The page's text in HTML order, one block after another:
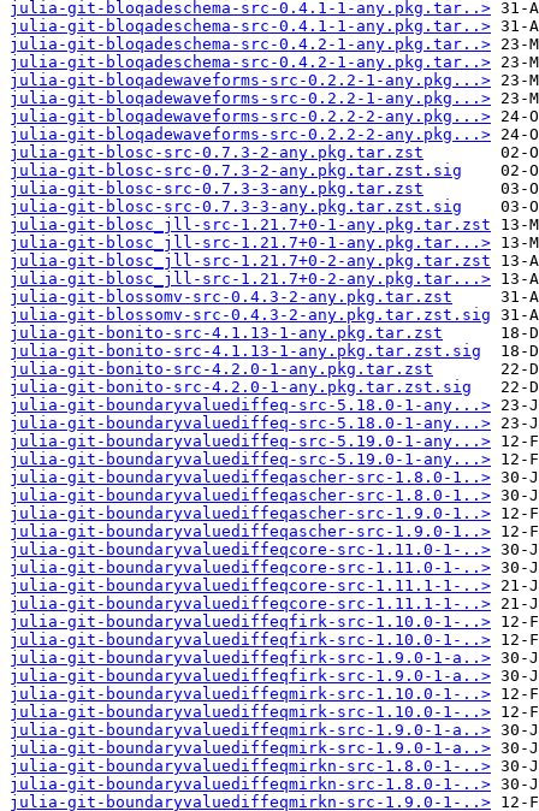
julia-git-bloqadeschema-src-0.4.1-1-any.pkg.tar..>
julia-git-bloqadeschema-src-0.4.1-1-any.pkg.tar..>
julia-git-bloqadeschema-src-0.4.2-1-any.pkg.tar..>
julia-git-bloqadeschema-src-0.4.2-1-any.pkg.tar..>
julia-git-bloqadewaveforms-src-0.2.2-1-any.pkg...>
julia-git-bloqadewaveforms-src-0.2.2-1-any.pkg...>
julia-git-bloqadewaveforms-src-0.2.2-2-any.pkg...>
julia-git-bloqadewaveforms-src-0.2.2-2-any.pkg...>
julia-git-blosc-src-0.7.3-2-any.pkg.tar.zst
julia-git-blosc-src-0.7.3-2-any.pkg.tar.zst.sig
julia-git-blosc-src-0.7.3-3-any.pkg.tar.zst
julia-git-blosc-src-0.7.3-3-any.pkg.tar.zst.sig
julia-git-blosc_jll-src-1.21.7+0-1-any.pkg.tar.zst
julia-git-blosc_jll-src-1.21.7+0-1-any.pkg.tar...>
julia-git-blosc_jll-src-1.21.7+0-2-any.pkg.tar.zst
julia-git-blosc_jll-src-1.21.7+0-2-any.pkg.tar...>
julia-git-blossomv-src-0.4.3-2-any.pkg.tar.zst
julia-git-blossomv-src-0.4.3-2-any.pkg.tar.zst.sig
julia-git-bonito-src-4.1.13-1-any.pkg.tar.zst
julia-git-bonito-src-4.1.13-1-any.pkg.tar.zst.sig
julia-git-bonito-src-4.2.0-1-any.pkg.tar.zst
julia-git-bonito-src-4.2.0-1-any.pkg.tar.zst.sig
julia-git-boundaryvaluediffeq-src-5.18.0-1-any...>
julia-git-boundaryvaluediffeq-src-5.18.0-1-any...>
julia-git-boundaryvaluediffeq-src-5.19.0-1-any...>
julia-git-boundaryvaluediffeq-src-5.19.0-1-any...>
julia-git-boundaryvaluediffeqascher-src-1.8.0-1..>
julia-git-boundaryvaluediffeqascher-src-1.8.0-1..>
julia-git-boundaryvaluediffeqascher-src-1.9.0-1..>
julia-git-boundaryvaluediffeqascher-src-1.9.0-1..>
julia-git-boundaryvaluediffeqcore-src-1.11.0-1-..>
julia-git-boundaryvaluediffeqcore-src-1.11.0-1-..>
julia-git-boundaryvaluediffeqcore-src-1.11.1-1-..>
julia-git-boundaryvaluediffeqcore-src-1.11.1-1-..>
julia-git-boundaryvaluediffeqfirk-src-1.10.0-1-..>
julia-git-boundaryvaluediffeqfirk-src-1.10.0-1-..>
julia-git-boundaryvaluediffeqfirk-src-1.9.0-1-a..>
julia-git-boundaryvaluediffeqfirk-src-1.9.0-1-a..>
julia-git-boundaryvaluediffeqmirk-src-1.10.0-1-..>
julia-git-boundaryvaluediffeqmirk-src-1.10.0-1-..>
julia-git-boundaryvaluediffeqmirk-src-1.9.0-1-a..>
julia-git-boundaryvaluediffeqmirk-src-1.9.0-1-a..>
julia-git-boundaryvaluediffeqmirkn-src-1.8.0-1-..>
julia-git-boundaryvaluediffeqmirkn-src-1.8.0-1-..>
julia-git-boundaryvaluediffeqmirkn-src-1.9.0-1-..>